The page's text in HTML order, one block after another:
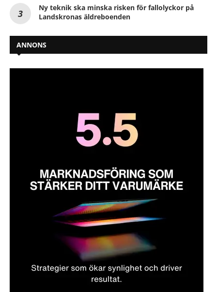
Ny teknik ska minska risken för fallolyckor på
Landskronas äldreboenden
ANNONS